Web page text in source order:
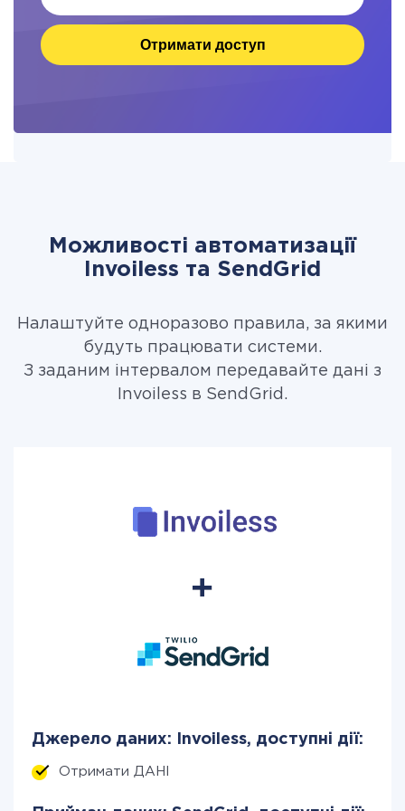
Отримати доступ
Можливості автоматизації
Invoiless та SendGrid
Налаштуйте одноразово правила, за якими
будуть працювати системи.
З заданим інтервалом передавайте дані з
Invoiless в SendGrid.
Джерело даних: Invoiless, доступні дії:
Отримати ДАНІ